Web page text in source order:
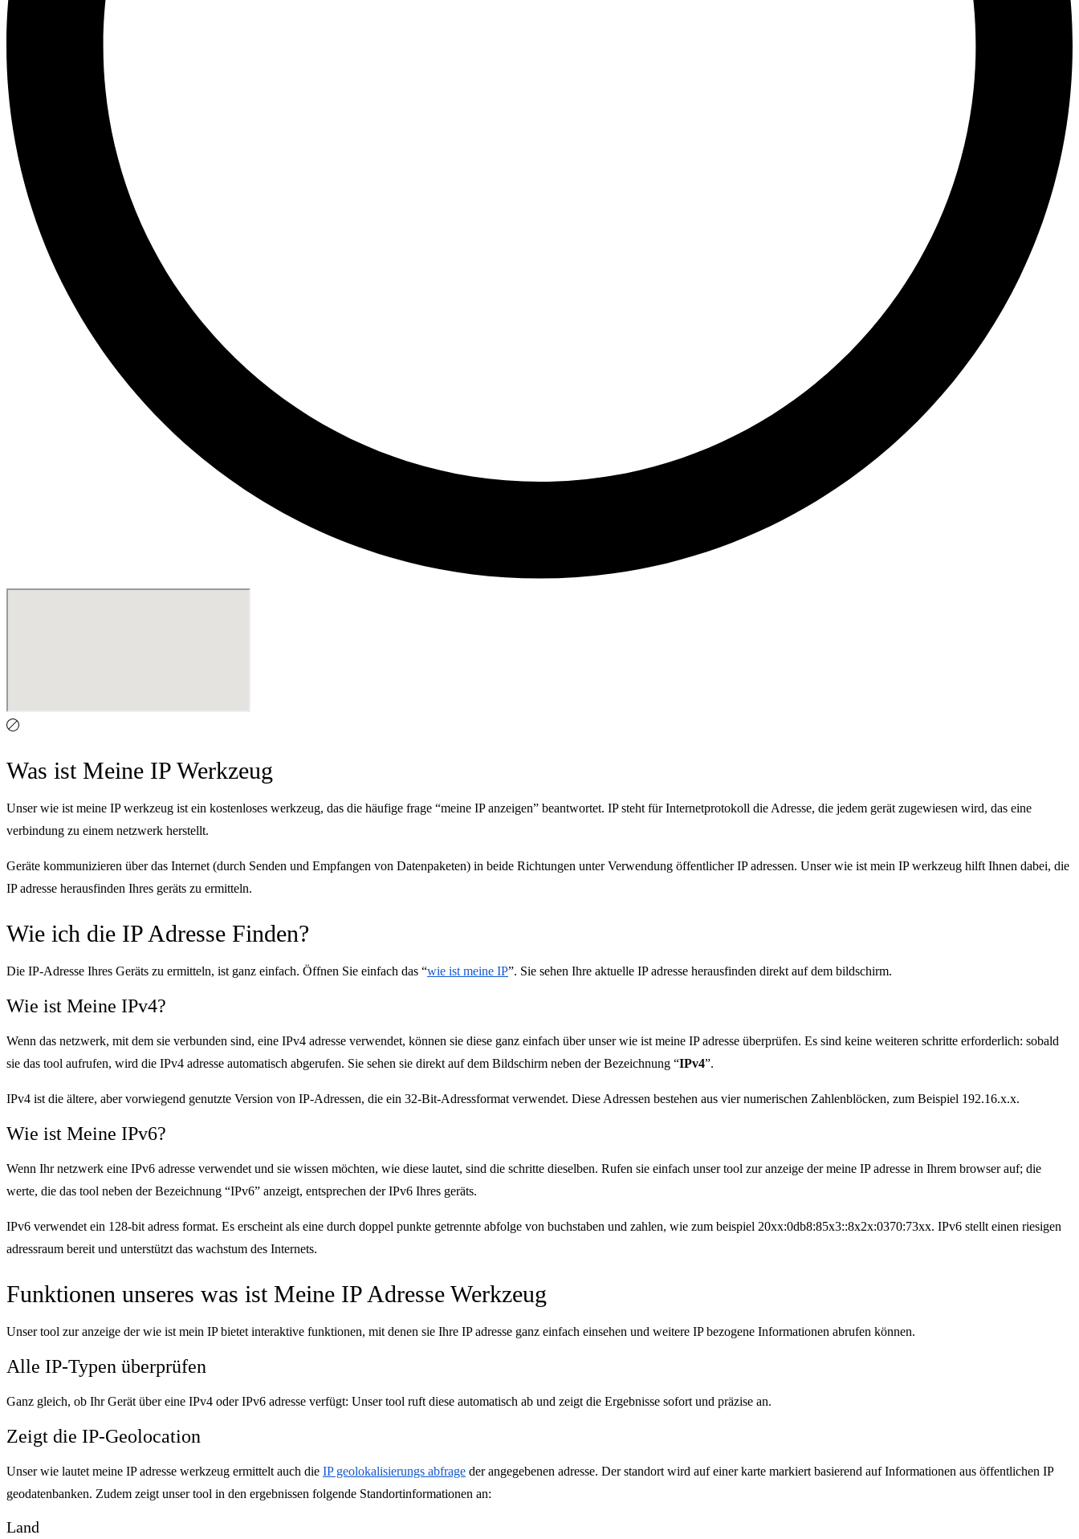
Was ist Meine IP Werkzeug
Unser wie ist meine IP werkzeug ist ein kostenloses werkzeug, das die häufige frage “meine IP anzeigen” beantwortet. IP steht für Internetprotokoll die Adresse, die jedem gerät zugewiesen wird, das eine
verbindung zu einem netzwerk herstellt.
Geräte kommunizieren über das Internet (durch Senden und Empfangen von Datenpaketen) in beide Richtungen unter Verwendung öffentlicher IP adressen. Unser wie ist mein IP werkzeug hilft Ihnen dabei, die
IP adresse herausfinden Ihres geräts zu ermitteln.
Wie ich die IP Adresse Finden?
Die IP-Adresse Ihres Geräts zu ermitteln, ist ganz einfach. Öffnen Sie einfach das “wie ist meine IP”. Sie sehen Ihre aktuelle IP adresse herausfinden direkt auf dem bildschirm.
Wie ist Meine IPv4?
Wenn das netzwerk, mit dem sie verbunden sind, eine IPv4 adresse verwendet, können sie diese ganz einfach über unser wie ist meine IP adresse überprüfen. Es sind keine weiteren schritte erforderlich: sobald
sie das tool aufrufen, wird die IPv4 adresse automatisch abgerufen. Sie sehen sie direkt auf dem Bildschirm neben der Bezeichnung “IPv4”.
IPv4 ist die ältere, aber vorwiegend genutzte Version von IP-Adressen, die ein 32-Bit-Adressformat verwendet. Diese Adressen bestehen aus vier numerischen Zahlenblöcken, zum Beispiel 192.16.x.x.
Wie ist Meine IPv6?
Wenn Ihr netzwerk eine IPv6 adresse verwendet und sie wissen möchten, wie diese lautet, sind die schritte dieselben. Rufen sie einfach unser tool zur anzeige der meine IP adresse in Ihrem browser auf; die
werte, die das tool neben der Bezeichnung “IPv6” anzeigt, entsprechen der IPv6 Ihres geräts.
IPv6 verwendet ein 128-bit adress format. Es erscheint als eine durch doppel punkte getrennte abfolge von buchstaben und zahlen, wie zum beispiel 20xx:0db8:85x3::8x2x:0370:73xx. IPv6 stellt einen riesigen
adressraum bereit und unterstützt das wachstum des Internets.
Funktionen unseres was ist Meine IP Adresse Werkzeug
Unser tool zur anzeige der wie ist mein IP bietet interaktive funktionen, mit denen sie Ihre IP adresse ganz einfach einsehen und weitere IP bezogene Informationen abrufen können.
Alle IP-Typen überprüfen
Ganz gleich, ob Ihr Gerät über eine IPv4 oder IPv6 adresse verfügt: Unser tool ruft diese automatisch ab und zeigt die Ergebnisse sofort und präzise an.
Zeigt die IP-Geolocation
Unser wie lautet meine IP adresse werkzeug ermittelt auch die IP geolokalisierungs abfrage der angegebenen adresse. Der standort wird auf einer karte markiert basierend auf Informationen aus öffentlichen IP
geodatenbanken. Zudem zeigt unser tool in den ergebnissen folgende Standortinformationen an:
Land